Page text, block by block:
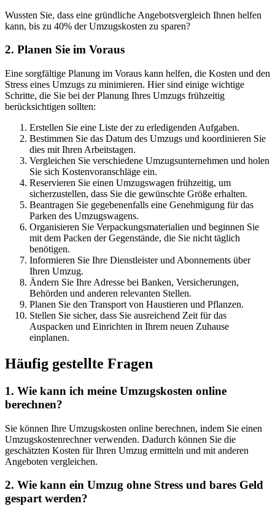
Wussten Sie, dass eine gründliche Angebotsvergleich Ihnen helfen
kann, bis zu 40% der Umzugskosten zu sparen?
2. Planen Sie im Voraus
Eine sorgfältige Planung im Voraus kann helfen, die Kosten und den
Stress eines Umzugs zu minimieren. Hier sind einige wichtige
Schritte, die Sie bei der Planung Ihres Umzugs frühzeitig
berücksichtigen sollten:
Erstellen Sie eine Liste der zu erledigenden Aufgaben.
Bestimmen Sie das Datum des Umzugs und koordinieren Sie
dies mit Ihren Arbeitstagen.
Vergleichen Sie verschiedene Umzugsunternehmen und holen
Sie sich Kostenvoranschläge ein.
Reservieren Sie einen Umzugswagen frühzeitig, um
sicherzustellen, dass Sie die gewünschte Größe erhalten.
Beantragen Sie gegebenenfalls eine Genehmigung für das
Parken des Umzugswagens.
Organisieren Sie Verpackungsmaterialien und beginnen Sie
mit dem Packen der Gegenstände, die Sie nicht täglich
benötigen.
Informieren Sie Ihre Dienstleister und Abonnements über
Ihren Umzug.
Ändern Sie Ihre Adresse bei Banken, Versicherungen,
Behörden und anderen relevanten Stellen.
Planen Sie den Transport von Haustieren und Pflanzen.
Stellen Sie sicher, dass Sie ausreichend Zeit für das
Auspacken und Einrichten in Ihrem neuen Zuhause
einplanen.
Häufig gestellte Fragen
1. Wie kann ich meine Umzugskosten online
berechnen?
Sie können Ihre Umzugskosten online berechnen, indem Sie einen
Umzugskostenrechner verwenden. Dadurch können Sie die
geschätzten Kosten für Ihren Umzug ermitteln und mit anderen
Angeboten vergleichen.
2. Wie kann ein Umzug ohne Stress und bares Geld
gespart werden?